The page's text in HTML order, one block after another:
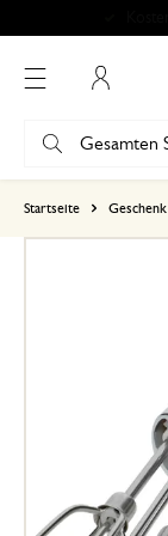
Startseite Geschenk